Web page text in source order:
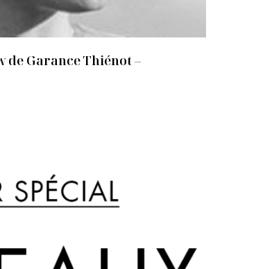
de Garance Thiénot –